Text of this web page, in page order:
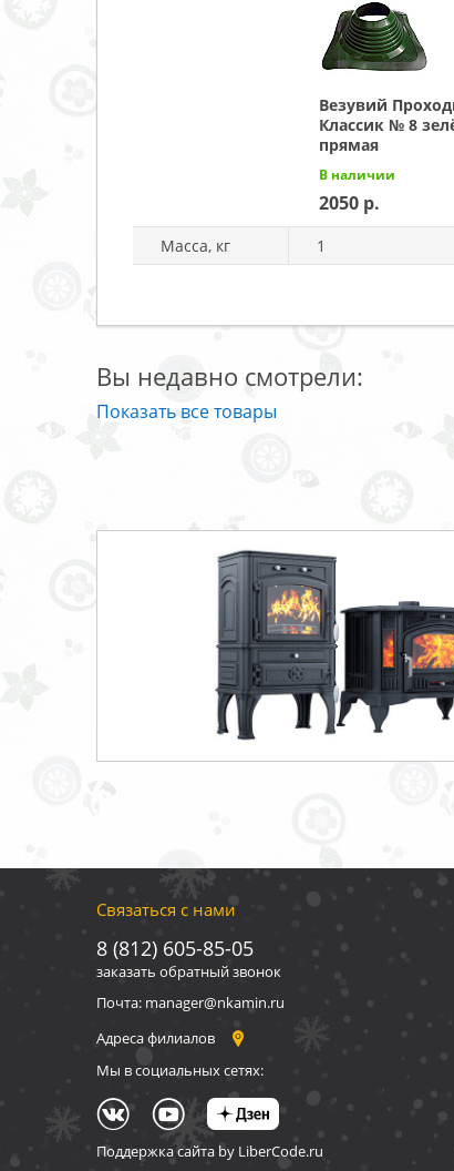
Везувий
Классик № 8
прямая
В наличии
2050
Масса, кг 1
Вы недавно смотрели:
Показать все товары
Связаться с нами
8 (812) 605-85-05
заказать обратный звонок
Почта: manager@nkamin.ru
Адреса филиалов
Мы в социальных сетях:
Поддержка сайта by LiberCode.ru